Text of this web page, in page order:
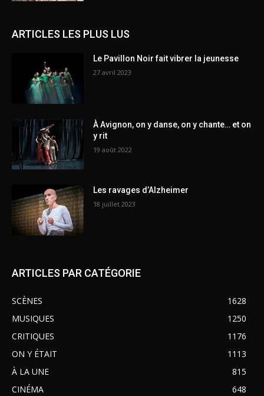
ARTICLES LES PLUS LUS
Le Pavillon Noir fait vibrer la jeunesse
27 avril 2023
À Avignon, on y danse, on y chante… et on
y rit
19 août 2022
Les ravages d’Alzheimer
18 juillet 2023
ARTICLES PAR CATÉGORIE
SCÈNES
1628
MUSIQUES
1250
CRITIQUES
1176
ON Y ÉTAIT
1113
À LA UNE
815
CINÉMA
648